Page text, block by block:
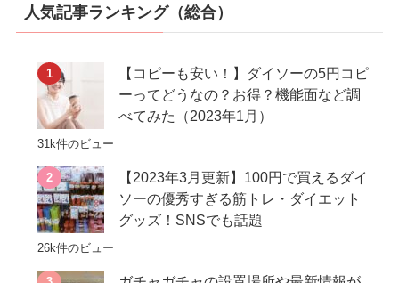
人気記事ランキング（総合）
【コピーも安い！】ダイソーの5円コピ
ーってどうなの？お得？機能面など調
べてみた（2023年1月）
31k件のビュー
【2023年3月更新】100円で買えるダイ
ソーの優秀すぎる筋トレ・ダイエット
グッズ！SNSでも話題
26k件のビュー